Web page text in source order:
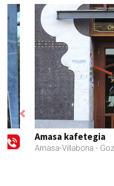
Amasa kafetegia
Amasa-Villabona - Gozotegiak
Previous